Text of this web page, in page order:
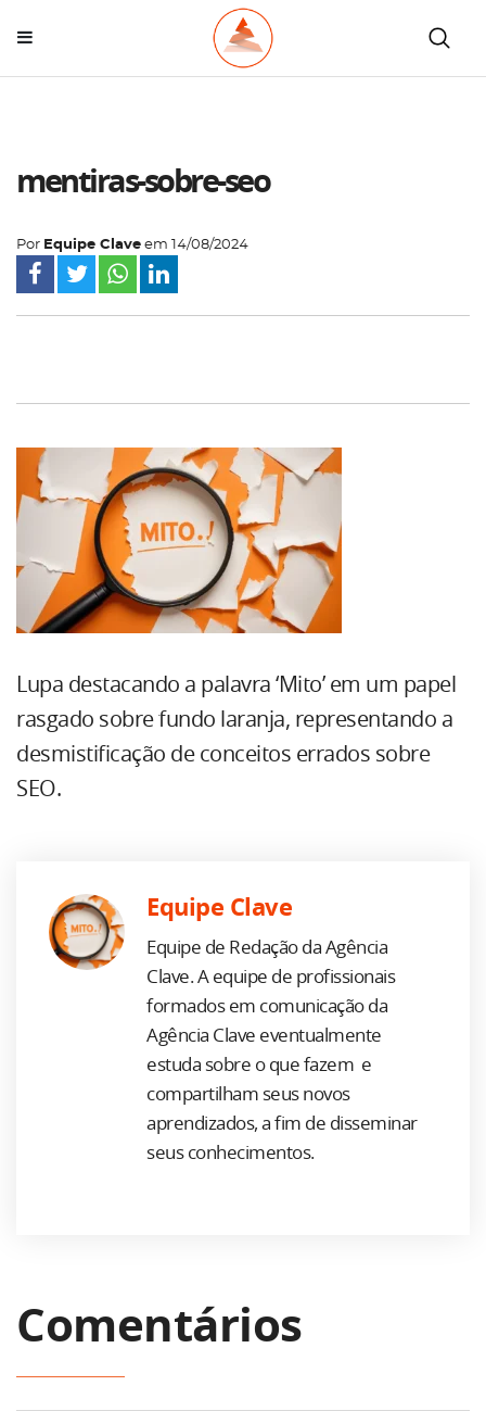
mentiras-sobre-seo
Por Equipe Clave em 14/08/2024
Lupa destacando a palavra ‘Mito’ em um papel
rasgado sobre fundo laranja, representando a
desmistificação de conceitos errados sobre
SEO.
Equipe Clave
Equipe de Redação da Agência
Clave. A equipe de profissionais
formados em comunicação da
Agência Clave eventualmente
estuda sobre o que fazem e
compartilham seus novos
aprendizados, a fim de disseminar
seus conhecimentos.
Comentários